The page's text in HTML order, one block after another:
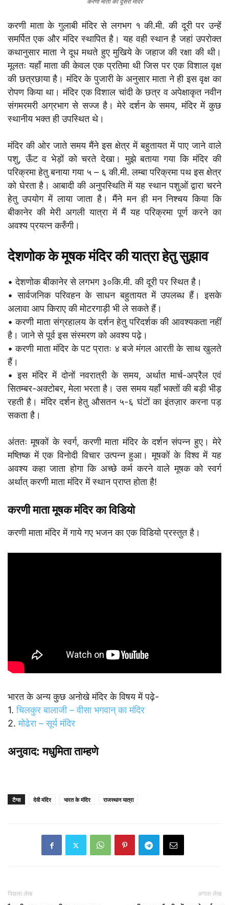
करणी माता के गुलाबी मंदिर से लगभग १ की.मी. की दूरी पर उन्हें
समर्पित एक और मंदिर स्थापित है। यह वही स्थान है जहां उपरोक्त
कथानुसार माता ने दूध मथते हुए मुखिये के जहाज की रक्षा की थी।
मूलतः यहाँ माता की केवल एक प्रतिमा थी जिस पर एक विशाल वृक्ष
की छत्रछाया है। मंदिर के पुजारी के अनुसार माता ने ही इस वृक्ष का
रोपण किया था। मंदिर एक विशाल चांदी के छत्र व अपेक्षाकृत नवीन
संगमरमरी अग्रभाग से सज्ज है। मेरे दर्शन के समय, मंदिर में कुछ
स्थानीय भक्त ही उपस्थित थे।
मंदिर की ओर जाते समय मैंने इस क्षेत्र में बहुतायत में पाए जाने वाले
पशु, ऊँट व भेड़ों को चरते देखा। मुझे बताया गया कि मंदिर की
परिक्रमा हेतु बनाया गया ५ – ६ की.मी. लम्बा परिक्रमा पथ इस क्षेत्र
को घेरता है। आबादी की अनुपस्थिति में यह स्थान पशुओं द्वारा चरने
हेतु उपयोग में लाया जाता है। मैंने मन ही मन निश्चय किया कि
बीकानेर की मेरी अगली यात्रा में मैं यह परिक्रमा पूर्ण करने का
अवश्य प्रयत्न करुँगी।
देशणोक के मूषक मंदिर की यात्रा हेतु सुझाव
• देशणोक बीकानेर से लगभग ३०कि.मी. की दूरी पर स्थित है।
• सार्वजनिक परिवहन के साधन बहुतायत में उपलब्ध हैं। इसके
अलावा आप किराए की मोटरगाड़ी भी ले सकते हैं।
• करणी माता संग्रहालय के दर्शन हेतु परिदर्शक की आवश्यकता नहीं
है। जाने से पूर्व इस संस्मरण को अवश्य पढ़े।
• करणी माता मंदिर के पट प्रातः ४ बजे मंगल आरती के साथ खुलते
हैं।
• इस मंदिर में दोनों नवरात्री के समय, अर्थात मार्च-अप्रैल एवं
सितम्बर-अक्टोबर, मेला भरता है। उस समय यहाँ भक्तों की बड़ी भीड़
रहती है। मंदिर दर्शन हेतु औसतन ५-६ घंटों का इंतज़ार करना पड़
सकता है।
अंततः मूषकों के स्वर्ग, करणी माता मंदिर के दर्शन संपन्न हुए। मेरे
मष्तिष्क में एक विनोदी विचार उत्पन्न हुआ। मूषकों के विश्व में यह
अवश्य कहा जाता होगा कि अच्छे कर्म करने वाले मूषक को स्वर्ग
अर्थात् करणी माता मंदिर में स्थान प्राप्त होता है!
करणी माता मूषक मंदिर का विडियो
करणी माता मंदिर में गाये गए भजन का एक विडियो प्रस्तुत है।
भारत के अन्य कुछ अनोखे मंदिर के विषय में पढ़े-
1.चिलकुर बालाजी – वीसा भगवान् का मंदिर
2.मोढेरा – सूर्य मंदिर
अनुवाद: मधुमिता ताम्हणे
टैग्स देवी मंदिर भारत के मंदिर राजस्थान यात्रा
पिछला लेख अगला लेख